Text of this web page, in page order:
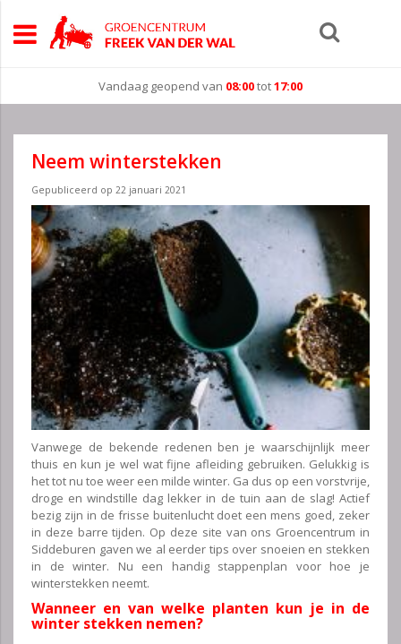
Vandaag geopend van 08:00tot17:00
Neem winterstekken
Gepubliceerd op 22 januari 2021
Vanwege de bekende redenen ben je waarschijnlijk meer
thuis en kun je wel wat fijne afleiding gebruiken. Gelukkig is
het tot nu toe weer een milde winter. Ga dus op een vorstvrije,
droge en windstille dag lekker in de tuin aan de slag! Actief
bezig zijn in de frisse buitenlucht doet een mens goed, zeker
in deze barre tijden. Op deze site van ons Groencentrum in
Siddeburen gaven we al eerder tips over snoeien en stekken
in de winter. Nu een handig stappenplan voor hoe je
winterstekken neemt.
Wanneer en van welke planten kun je in de
winter stekken nemen?